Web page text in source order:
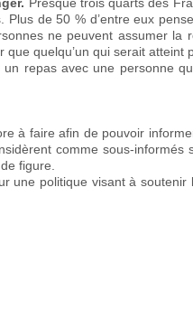
de 50 % d’entre eux
ne peuvent assumer la
quelqu’un qui serait atteint
repas avec une personne
à faire afin de pouvoir
comme sous-
figure.
une politique visant à